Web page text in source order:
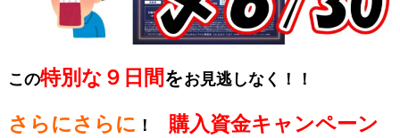
この特別な９日間 をお見逃しなく！！
さらにさらに ！ 購入資金キャンペーン